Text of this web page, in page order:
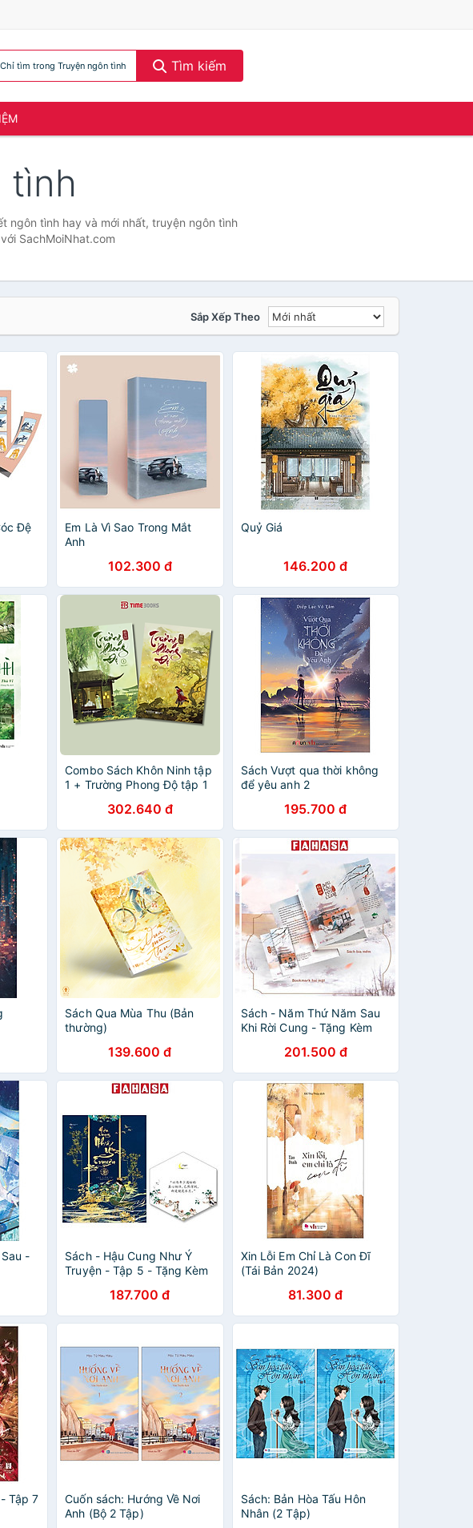
Chỉ tìm trong Truyện ngôn tình Tìm kiếm
tình
ngôn tình hay và mới nhất, truyện ngôn tình
SachMoiNhat.com
Sắp Xếp Theo
Đệ
Em Là Vì Sao Trong Mắt
Anh
102.300 đ
Quỷ Giá
146.200 đ
Combo Sách Khôn Ninh tập
1 + Trường Phong Độ tập 1
302.640 đ
Sách Vượt qua thời không
để yêu anh 2
195.700 đ
Sách Qua Mùa Thu (Bản
thường)
139.600 đ
Sách - Năm Thứ Năm Sau
Khi Rời Cung - Tặng Kèm
201.500 đ
-
Sách - Hậu Cung Như Ý
Truyện - Tập 5 - Tặng Kèm
187.700 đ
Xin Lỗi Em Chỉ Là Con Đĩ
(Tái Bản 2024)
81.300 đ
Tập 7
Cuốn sách: Hướng Về Nơi
Anh (Bộ 2 Tập)
Sách: Bản Hòa Tấu Hôn
Nhân (2 Tập)